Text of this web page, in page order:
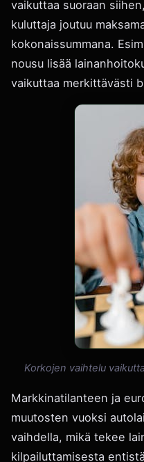
vaikuttaa suoraan
kuluttaja joutuu
kokonaissummana.
nousu lisää
vaikuttaa merkittävästi
Korkojen vaihtelu
Markkinatilanteen ja
muutosten vuoksi
vaihdella, mikä tekee
kilpailuttamisesta